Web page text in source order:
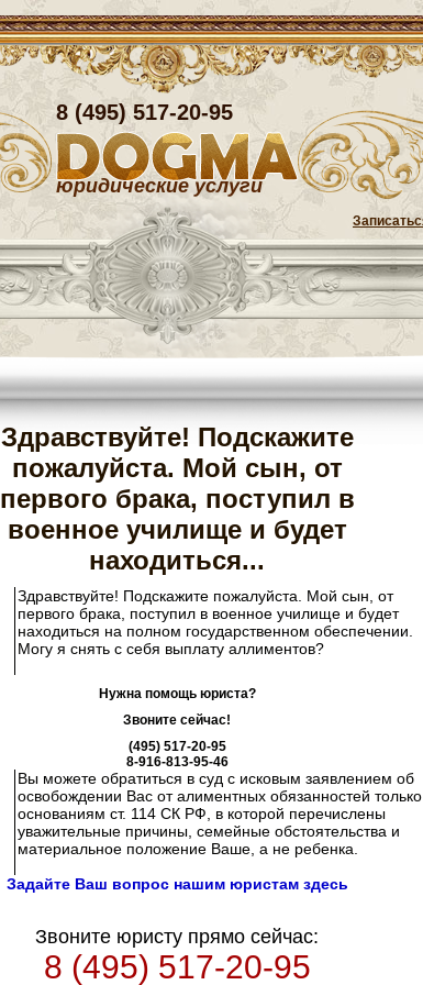
8 (495) 517-20-95
юридические услуги
Здравствуйте! Подскажите
пожалуйста. Мой сын, от
первого брака, поступил в
военное училище и будет
находиться...
Здравствуйте! Подскажите пожалуйста. Мой сын, от
первого брака, поступил в военное училище и будет
находиться на полном государственном обеспечении.
Могу я снять с себя выплату аллиментов?
Нужна помощь юриста?
Звоните сейчас!
(495) 517-20-95
8-916-813-95-46
Вы можете обратиться в суд с исковым заявлением об
освобождении Вас от алиментных обязанностей
основаниям ст. 114 СК РФ, в которой перечислены
уважительные причины, семейные обстоятельства и
материальное положение Ваше, а не ребенка.
Задайте Ваш вопрос нашим юристам здесь
Звоните юристу прямо сейчас:
8 (495) 517-20-95